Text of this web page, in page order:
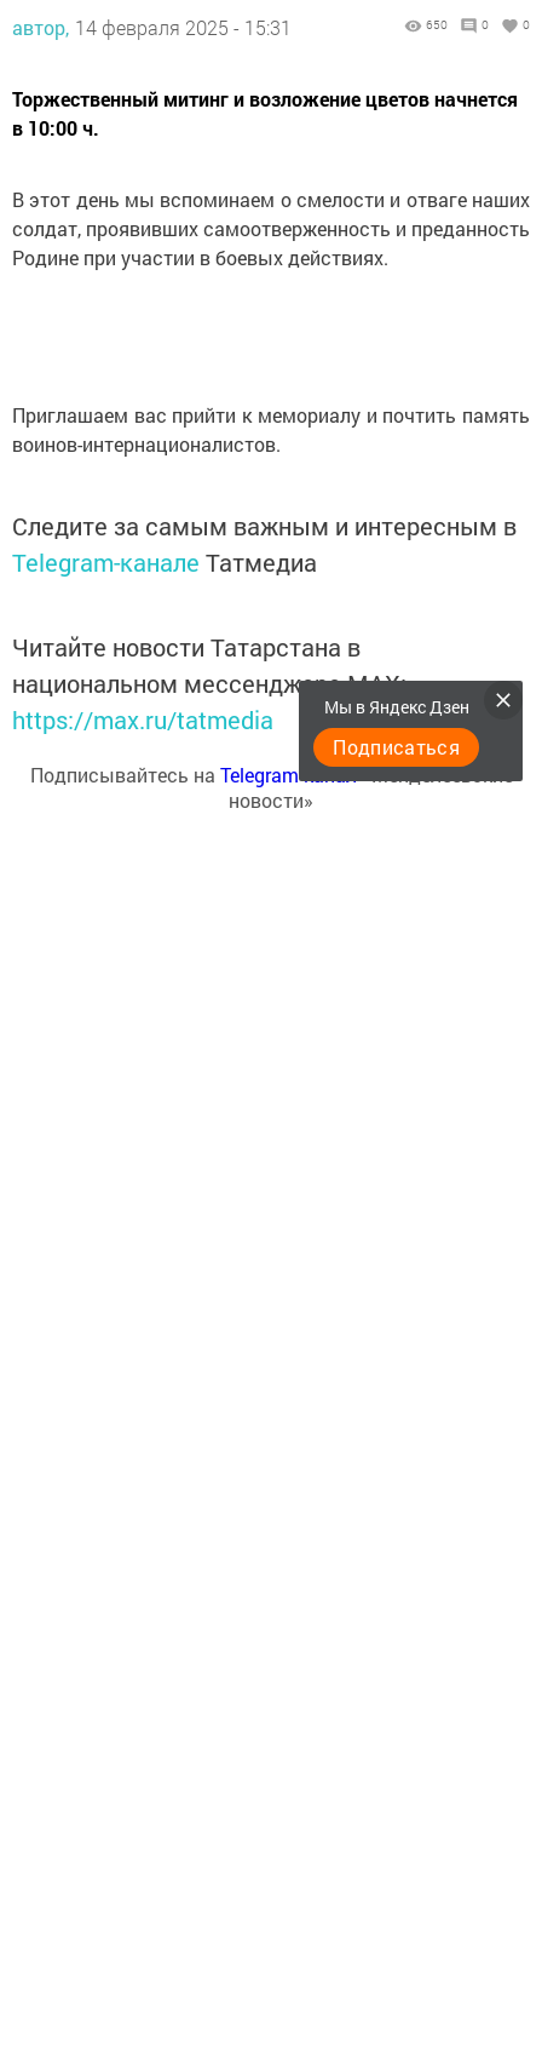
автор, 14 февраля 2025 - 15:31 650 0 0
Торжественный митинг и возложение цветов начнется
в 10:00 ч.
В этот день мы вспоминаем о смелости и отваге наших
солдат, проявивших самоотверженность и преданность
Родине при участии в боевых действиях.
Приглашаем вас прийти к мемориалу и почтить память
воинов-интернационалистов.
Следите за самым важным и интересным в
Telegram-канале Татмедиа
Читайте новости Татарстана в
национальном мессенджере MАХ:
https://max.ru/tatmedia
Подписывайтесь на Telegram-канал«Менделеевские
новости»
Мы в Яндекс Дзен
Подписаться